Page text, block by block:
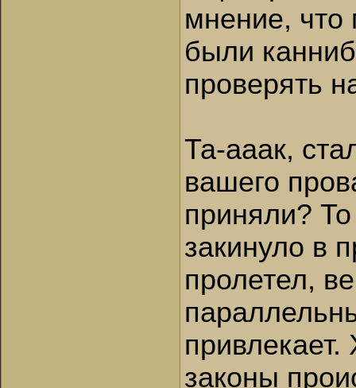
мнение,
были
проверять
Та-ааак,
вашего
приняли?
закинуло в
пролетел,
привлекает.
законы